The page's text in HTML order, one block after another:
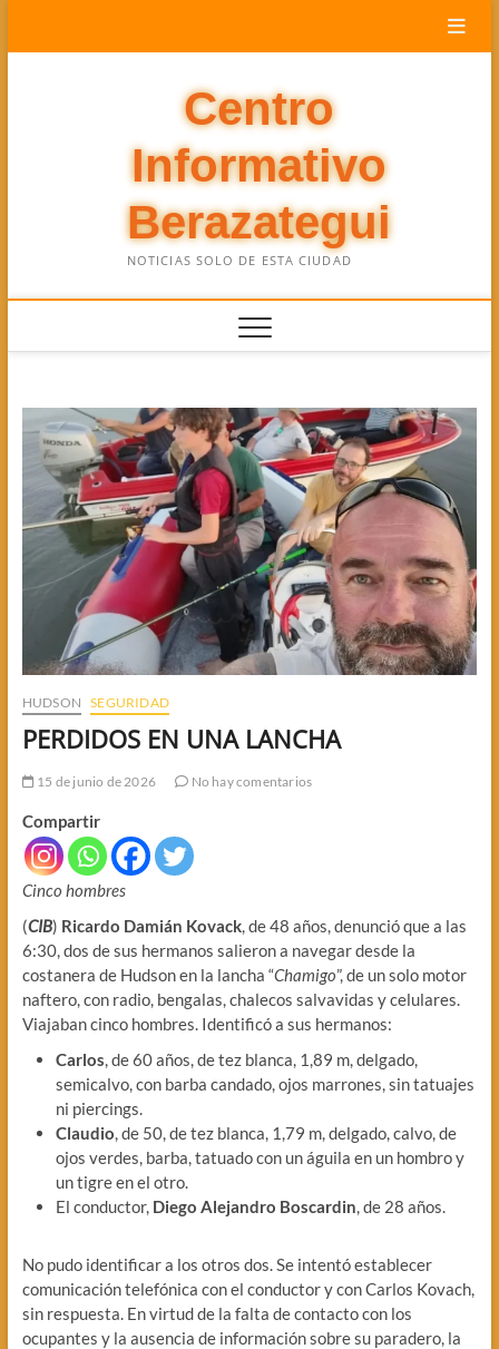
Centro
Informativo
Berazategui
NOTICIAS SOLO DE ESTA CIUDAD
HUDSON SEGURIDAD
PERDIDOS EN UNA LANCHA
15 de junio de 2026 No hay comentarios
Compartir
Cinco hombres
(CIB) Ricardo Damián Kovack, de 48 años, denunció que a las
6:30, dos de sus hermanos salieron a navegar desde la
costanera de Hudson en la lancha “Chamigo”, de un solo motor
naftero, con radio, bengalas, chalecos salvavidas y celulares.
Viajaban cinco hombres. Identificó a sus hermanos:
Carlos , de 60 años, de tez blanca, 1,89 m, delgado,
semicalvo, con barba candado, ojos marrones, sin tatuajes
ni piercings.
Claudio , de 50, de tez blanca, 1,79 m, delgado, calvo, de
ojos verdes, barba, tatuado con un águila en un hombro y
un tigre en el otro.
El conductor, Diego Alejandro Boscardin , de 28 años.
No pudo identificar a los otros dos. Se intentó establecer
comunicación telefónica con el conductor y con Carlos Kovach,
sin respuesta. En virtud de la falta de contacto con los
ocupantes y la ausencia de información sobre su paradero, la